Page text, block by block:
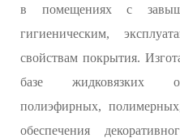
в помещениях с
гигиеническим,
свойствам покрытия.
базе жидковязких
полиэфирных,
обеспечения